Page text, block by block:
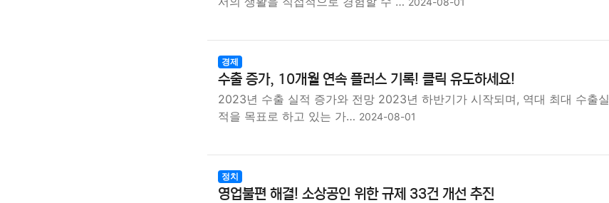
경제
수출 증가, 10개월 연속 플러스 기록! 클릭 유도하세요!
2023년 수출 실적 증가와 전망 2023년 하반기가 시작되며, 역대 최대 수출실
적을 목표로 하고 있는 가… 2024-08-01
정치
영업불편 해결! 소상공인 위한 규제 33건 개선 추진